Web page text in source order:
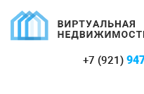
+7 (921)